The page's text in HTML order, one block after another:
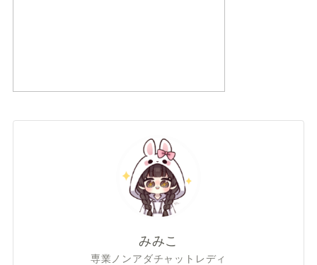
みみこ
専業ノンアダチャットレディ